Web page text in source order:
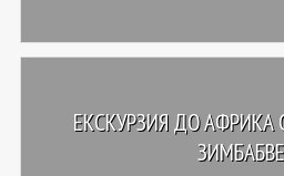
ЕКСКУРЗИЯ ДО АФРИКА